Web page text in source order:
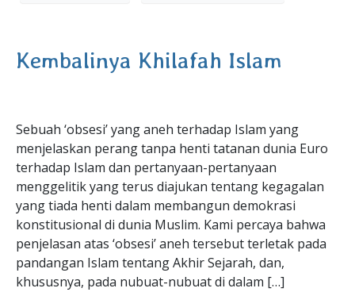
Kembalinya Khilafah Islam
Sebuah ‘obsesi’ yang aneh terhadap Islam yang
menjelaskan perang tanpa henti tatanan dunia Euro
terhadap Islam dan pertanyaan-pertanyaan
menggelitik yang terus diajukan tentang kegagalan
yang tiada henti dalam membangun demokrasi
konstitusional di dunia Muslim. Kami percaya bahwa
penjelasan atas ‘obsesi’ aneh tersebut terletak pada
pandangan Islam tentang Akhir Sejarah, dan,
khususnya, pada nubuat-nubuat di dalam […]